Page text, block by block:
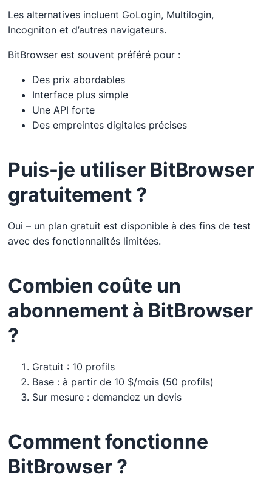
Les alternatives incluent GoLogin, Multilogin,
Incogniton et d’autres navigateurs.
BitBrowser est souvent préféré pour :
Des prix abordables
Interface plus simple
Une API forte
Des empreintes digitales précises
Puis-je utiliser BitBrowser
gratuitement ?
Oui – un plan gratuit est disponible à des fins de test
avec des fonctionnalités limitées.
Combien coûte un
abonnement à BitBrowser
?
Gratuit : 10 profils
Base : à partir de 10 $/mois (50 profils)
Sur mesure : demandez un devis
Comment fonctionne
BitBrowser ?